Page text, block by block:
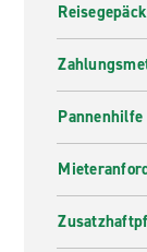
Pannenhilfe